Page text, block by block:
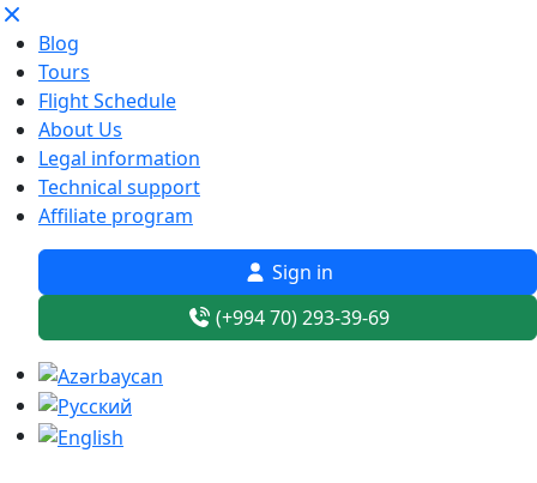
Blog
Tours
Flight Schedule
About Us
Legal information
Technical support
Affiliate program
Sign in
(+994 70) 293-39-69